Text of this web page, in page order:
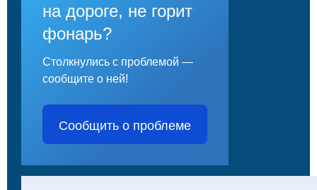
на дороге, не горит
фонарь?
Столкнулись с проблемой —
сообщите о ней!
Сообщить о проблеме